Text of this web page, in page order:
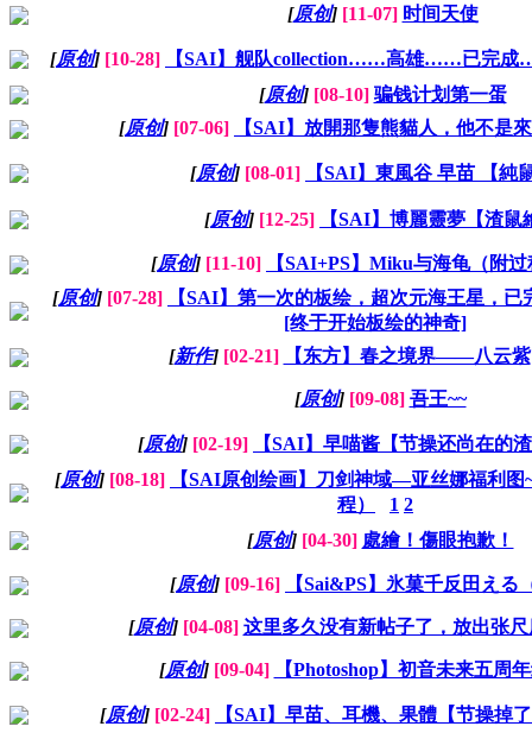
[原创] [11-07] 时间天使
[原创] [10-28]
【SAI】舰队collection……高雄……已完成
[原创] [08-10] 骗钱计划第一蛋
[原创] [07-06] 【SAI】放開那隻熊貓人，他不是
[原创] [08-01] 【SAI】東風谷 早苗 【純
[原创] [12-25] 【SAI】博麗靈夢【渣鼠
[原创] [11-10]
【SAI+PS】Miku与海龟（附
[原创] [07-28]
【SAI】第一次的板绘，超次元海王星，
[终于开始板绘的神奇]
[新作] [02-21] 【东方】春之境界——八云紫
[原创] [09-08] 吾王~~
[原创] [02-19]
【SAI】早喵酱【节操还尚在的
[原创] [08-18]
【SAI原创绘画】刀剑神域—亚丝娜福利图
程）
1 2
[原创] [04-30] 處繪！傷眼抱歉！
[原创] [09-16] 【Sai&PS】氷菓千反田える
[原创] [04-08] 这里多久没有新帖子了，放出张
[原创] [09-04] 【Photoshop】初音未来五周
[原创] [02-24] 【SAI】早苗、耳機、果體【节操掉